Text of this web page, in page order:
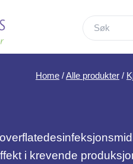
Home /Alle produkter /
i krevende